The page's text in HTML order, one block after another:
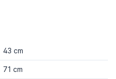
43 cm
71 cm